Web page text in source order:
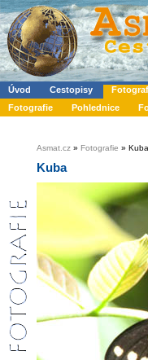
Úvod Cestopisy
Fotografie
Pohlednice
Asmat.cz » Fotografie » Kuba
Kuba